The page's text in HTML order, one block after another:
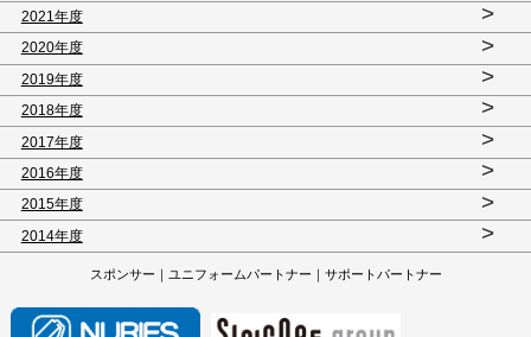
2021年度 >
2020年度 >
2019年度 >
2018年度 >
2017年度 >
2016年度 >
2015年度 >
2014年度 >
スポンサー｜ユニフォームパートナー｜サポートパートナー